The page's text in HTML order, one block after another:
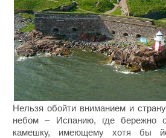
Нельзя обойти вниманием и
небом – Испанию, где бережно
камешку, имеющему хотя бы